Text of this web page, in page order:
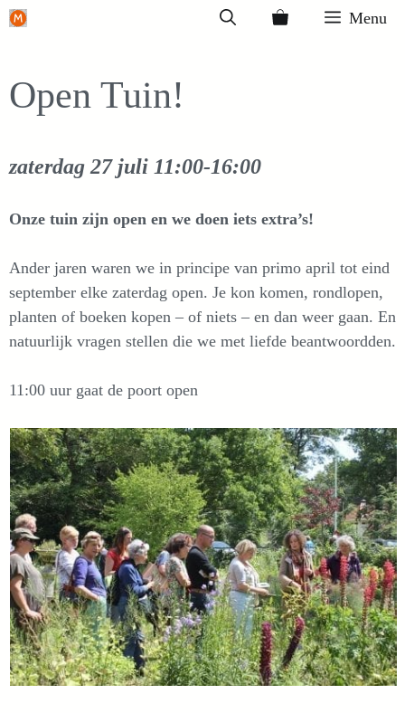
Ga
inhoud
Menu
Open Tuin!
zaterdag 27 juli 11:00-16:00
Onze tuin zijn open en we doen iets extra’s!
Ander jaren waren we in principe van primo april tot eind
september elke zaterdag open. Je kon komen, rondlopen,
planten of boeken kopen – of niets – en dan weer gaan. En
natuurlijk vragen stellen die we met liefde beantwoordden.
11:00 uur gaat de poort open